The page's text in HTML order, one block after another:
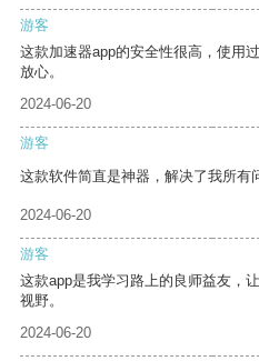
游客
这款加速器app的安全性很高，使用
放心。
2024-06-20
游客
这款软件简直是神器，解决了我所有
2024-06-20
游客
这款app是我学习路上的良师益友，
视野。
2024-06-20